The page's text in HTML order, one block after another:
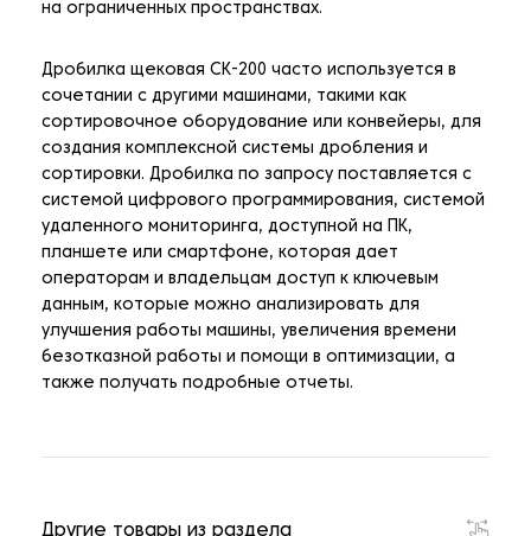
на ограниченных пространствах.
Дробилка щековая CK-200 часто используется в
сочетании с другими машинами, такими как
сортировочное оборудование или конвейеры, для
создания комплексной системы дробления и
сортировки. Дробилка по запросу поставляется с
системой цифрового программирования, системой
удаленного мониторинга, доступной на ПК,
планшете или смартфоне, которая дает
операторам и владельцам доступ к ключевым
данным, которые можно анализировать для
улучшения работы машины, увеличения времени
безотказной работы и помощи в оптимизации, а
также получать подробные отчеты.
Другие товары из раздела